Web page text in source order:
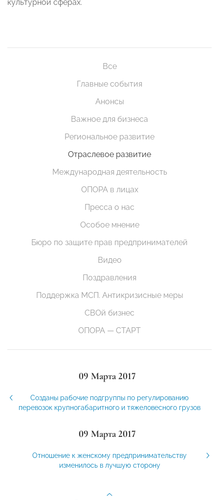
культурной сферах.
Все
Главные события
Анонсы
Важное для бизнеса
Региональное развитие
Отраслевое развитие
Международная деятельность
ОПОРА в лицах
Пресса о нас
Особое мнение
Бюро по защите прав предпринимателей
Видео
Поздравления
Поддержка МСП. Антикризисные меры
СВОй бизнес
ОПОРА — СТАРТ
09 Марта 2017
Созданы рабочие подгруппы по регулированию
перевозок крупногабаритного и тяжеловесного грузов
09 Марта 2017
Отношение к женскому предпринимательству
изменилось в лучшую сторону